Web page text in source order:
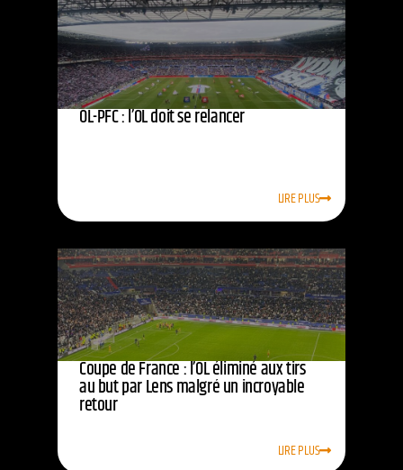
OL-PFC : l’OL doit se relancer
LIRE PLUS
Coupe de France : l’OL éliminé aux tirs
au but par Lens malgré un incroyable
retour
LIRE PLUS